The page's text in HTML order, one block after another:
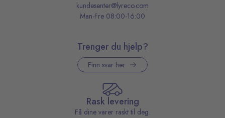
kundesenter@lyreco.com
Man-Fre 08:00-16:00
Trenger du hjelp?
Finn svar her
Rask levering
Få dine varer raskt til deg.